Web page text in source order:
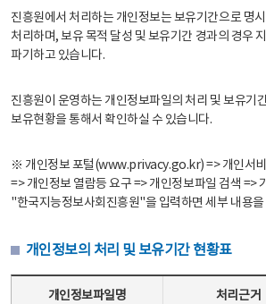
진흥원에서 처리하는 개인정보는 보유기간으로 명
처리하며, 보유 목적 달성 및 보유기간 경과의 경우
파기하고 있습니다.
진흥원이 운영하는 개인정보파일의 처리 및 보유기
보유현황을 통해서 확인하실 수 있습니다.
※ 개인정보 포털(www.privacy.go.kr) => 개인서
=> 개인정보 열람등 요구 => 개인정보파일 검색 =>
"한국지능정보사회진흥원"을 입력하면 세부 내용을
개인정보의 처리 및 보유기간 현황표
개인정보파일명 처리근거